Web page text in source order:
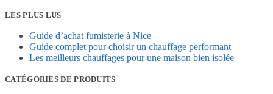
3436,80 €.3112,72 €.
LES PLUS LUS
Guide d’achat fumisterie à Nice
Guide complet pour choisir un chauffage performant
Les meilleurs chauffages pour une maison bien isolée
CATÉGORIES DE PRODUITS